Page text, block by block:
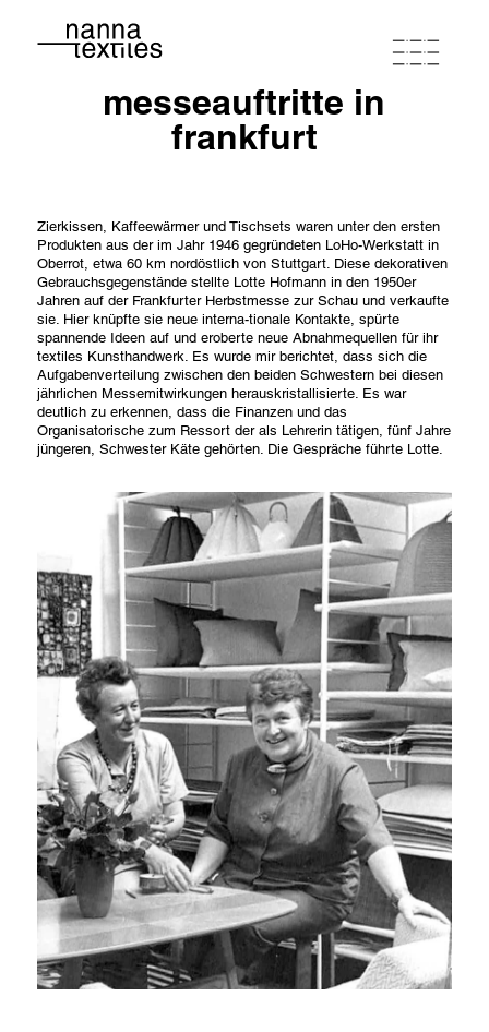
loho friends agb datenschutzerklärung impressum
nanna
programm
portfolio
kontakt & anfahrt
messeauftritte in
frankfurt
Zierkissen, Kaffeewärmer und Tischsets waren unter den ersten
Produkten aus der im Jahr 1946 gegründeten LoHo-Werkstatt in
Oberrot, etwa 60 km nordöstlich von Stuttgart. Diese dekorativen
Gebrauchsgegenstände stellte Lotte Hofmann in den 1950er
Jahren auf der Frankfurter Herbstmesse zur Schau und verkaufte
sie. Hier knüpfte sie neue interna-tionale Kontakte, spürte
spannende Ideen auf und eroberte neue Abnahmequellen für ihr
textiles Kunsthandwerk. Es wurde mir berichtet, dass sich die
Aufgabenverteilung zwischen den beiden Schwestern bei diesen
jährlichen Messemitwirkungen herauskristallisierte. Es war
deutlich zu erkennen, dass die Finanzen und das
Organisatorische zum Ressort der als Lehrerin tätigen, fünf Jahre
jüngeren, Schwester Käte gehörten. Die Gespräche führte Lotte.
newsletteranmeldung
Melden Sie sich kostenlos für meinen Newsletter an, um
aktuelle News und interessante Kurse nicht zu verpassen.
Den Newsletter erhalten Sie anschließend 1x monatlich.